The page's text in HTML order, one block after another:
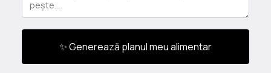
✨ Generează planul meu alimentar